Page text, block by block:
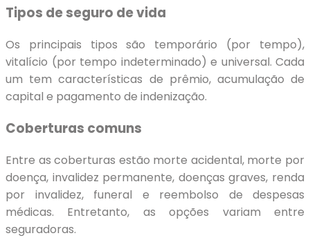
Tipos de seguro de vida
Os principais tipos são temporário (por tempo),
vitalício (por tempo indeterminado) e universal. Cada
um tem características de prêmio, acumulação de
capital e pagamento de indenização.
Coberturas comuns
Entre as coberturas estão morte acidental, morte por
doença, invalidez permanente, doenças graves, renda
por invalidez, funeral e reembolso de despesas
médicas. Entretanto, as opções variam entre
seguradoras.